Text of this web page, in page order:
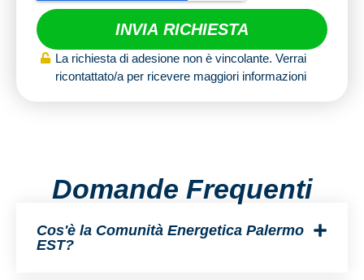
INVIA RICHIESTA
La richiesta di adesione non è vincolante. Verrai
ricontattato/a per ricevere maggiori informazioni
Domande Frequenti
Cos'è la Comunità Energetica Palermo
EST?